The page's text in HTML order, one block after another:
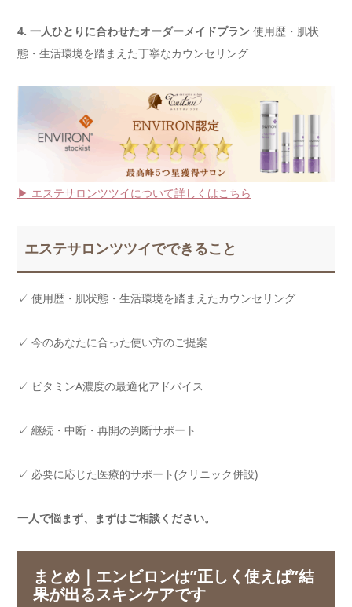
4. 一人ひとりに合わせたオーダーメイドプラン 使用歴・肌状
態・生活環境を踏まえた丁寧なカウンセリング
▶ エステサロンツツイについて詳しくはこちら
エステサロンツツイでできること
✓ 使用歴・肌状態・生活環境を踏まえたカウンセリング
✓ 今のあなたに合った使い方のご提案
✓ ビタミンA濃度の最適化アドバイス
✓ 継続・中断・再開の判断サポート
✓ 必要に応じた医療的サポート(クリニック併設)
一人で悩まず、まずはご相談ください。
まとめ｜エンビロンは”正しく使えば”結
果が出るスキンケアです